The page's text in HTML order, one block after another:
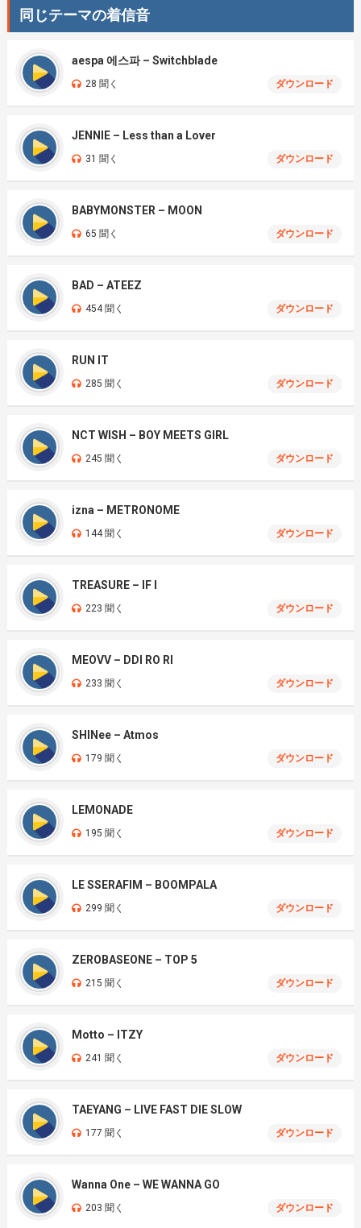
同じテーマの着信音
aespa 에스파 – Switchblade
28 聞く ダウンロード
JENNIE – Less than a Lover
31 聞く ダウンロード
BABYMONSTER – MOON
65 聞く ダウンロード
BAD – ATEEZ
454 聞く ダウンロード
RUN IT
285 聞く ダウンロード
NCT WISH – BOY MEETS GIRL
245 聞く ダウンロード
izna – METRONOME
144 聞く ダウンロード
TREASURE – IF I
223 聞く ダウンロード
MEOVV – DDI RO RI
233 聞く ダウンロード
SHINee – Atmos
179 聞く ダウンロード
LEMONADE
195 聞く ダウンロード
LE SSERAFIM – BOOMPALA
299 聞く ダウンロード
ZEROBASEONE – TOP 5
215 聞く ダウンロード
Motto – ITZY
241 聞く ダウンロード
TAEYANG – LIVE FAST DIE SLOW
177 聞く ダウンロード
Wanna One – WE WANNA GO
203 聞く ダウンロード